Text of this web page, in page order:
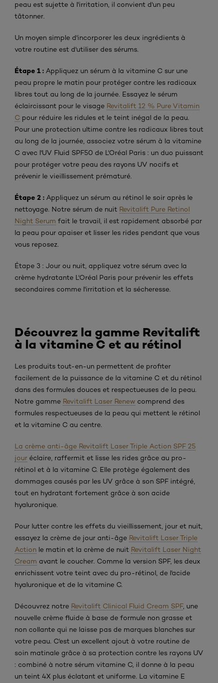
peau est sujette à l'irritation, il convient d'un peu
tâtonner.
Un moyen simple d'incorporer les deux ingrédients à
votre routine est d'utiliser des sérums.
Étape 1 : Appliquez un sérum à la vitamine C sur une
peau propre le matin pour protéger contre les radicaux
libres tout au long de la journée. Essayez le sérum
éclaircissant pour le visage Revitalift 12 % Pure Vitamin
C pour réduire les ridules et le teint inégal de la peau.
Pour une protection ultime contre les radicaux libres tout
au long de la journée, associez votre sérum à la vitamine
C avec l'UV Fluid SPF50 de L'Oréal Paris : un duo puissant
pour protéger votre peau des rayons UV nocifs et
prévenir le vieillissement prématuré.
Étape 2 : Appliquez un sérum au rétinol le soir après le
nettoyage. Notre sérum de nuit Revitalift Pure Retinol
Night Serum fait le travail, il est rapidement absorbé par
la peau pour apaiser et lisser les rides pendant que vous
vous reposez.
Étape 3 : Jour ou nuit, appliquez votre sérum avec la
crème hydratante L'Oréal Paris pour prévenir les effets
secondaires comme l'irritation et la sécheresse.
Découvrez la gamme Revitalift
à la vitamine C et au rétinol
Les produits tout-en-un permettent de profiter
facilement de la puissance de la vitamine C et du rétinol
dans des formules douces et respectueuses de la peau.
Notre gamme Revitalift Laser Renew comprend des
formules respectueuses de la peau qui mettent le rétinol
et la vitamine C au centre.
La crème anti-âge Revitalift Laser Triple Action SPF 25
jour éclaire, raffermit et lisse les rides grâce au pro-
rétinol et à la vitamine C. Elle protège également des
dommages causés par les UV grâce à son SPF intégré,
tout en hydratant fortement grâce à son acide
hyaluronique.
Pour lutter contre les effets du vieillissement, jour et nuit,
essayez la crème de jour anti-âge Revitalift Laser Triple
Action le matin et la crème de nuit Revitalift Laser Night
Cream avant le coucher. Comme la version SPF, les deux
enrichissent votre teint avec du pro-rétinol, de l'acide
hyaluronique et de la vitamine C.
Découvrez notre Revitalift Clinical Fluid Cream SPF, une
nouvelle crème fluide à base de formule non grasse et
non collante qui ne laisse pas de marques blanches sur
votre peau. C'est un excellent ajout à votre routine de
soin matinale grâce à sa protection contre les rayons UV
: combiné à notre sérum vitamine C, il donne à la peau
un teint 4X plus éclatant et uniforme. La vitamine E